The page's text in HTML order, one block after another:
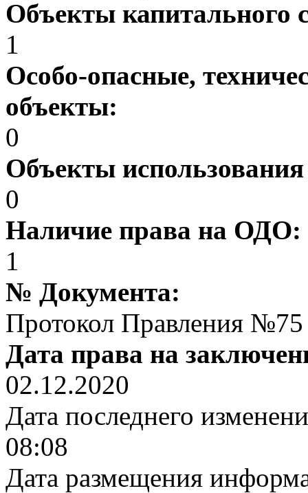
Объекты капитального
1
Особо-опасные,
объекты:
0
Объекты
0
Наличие права на ОДО:
1
№ Документа:
Протокол Правления №75
Дата права на
02.12.2020
Дата последнего
08:08
Дата размещения